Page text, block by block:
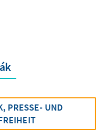
PRESSE- UND